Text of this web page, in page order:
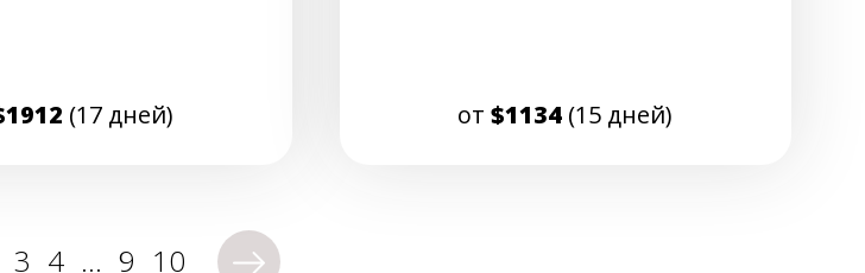
(17 дней) от$1134 (15 дней)
3 4 … 9 10